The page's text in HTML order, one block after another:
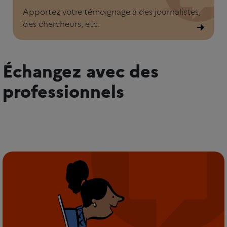
Apportez votre témoignage à des journalistes,
des chercheurs, etc.
Échangez avec des
professionnels